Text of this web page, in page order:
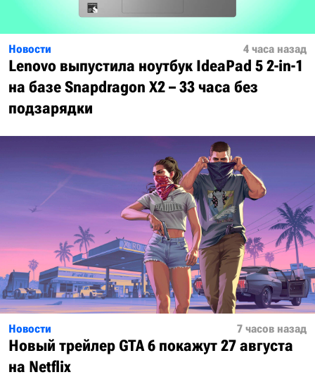
Новости 4 часа назад
Lenovo выпустила ноутбук IdeaPad 5 2-in-1
на базе Snapdragon X2 – 33 часа без
подзарядки
Новости 7 часов назад
Новый трейлер GTA 6 покажут 27 августа
на Netflix